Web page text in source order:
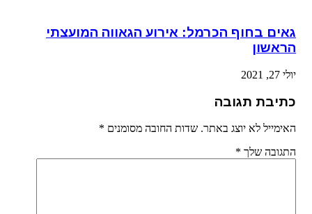
גאים בחוף הכרמל: אירוע הגאווה המועצתי
הראשון
יולי 27, 2021
כתיבת תגובה
האימייל לא יוצג באתר. שדות החובה מסומנים *
התגובה שלך *